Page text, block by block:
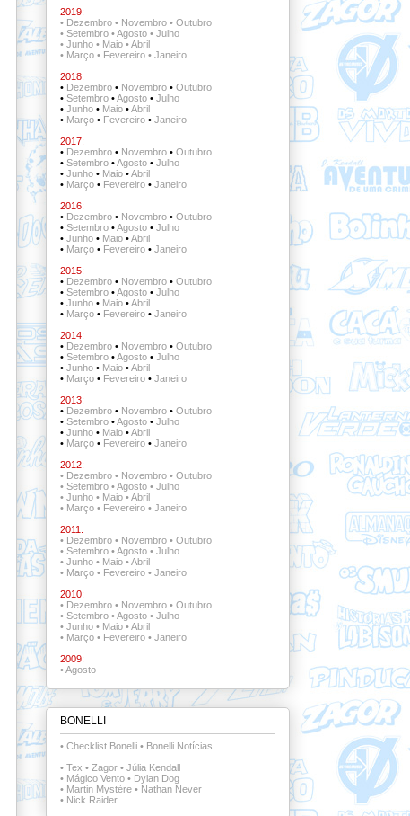
2019:
• Dezembro• Novembro• Outubro
• Setembro•Agosto• Julho
• Junho• Maio•Abril
• Março• Fevereiro• Janeiro
2018:
• Dezembro• Novembro• Outubro
• Setembro•Agosto• Julho
• Junho• Maio•Abril
• Março• Fevereiro• Janeiro
2017:
• Dezembro• Novembro• Outubro
• Setembro•Agosto• Julho
• Junho• Maio•Abril
• Março• Fevereiro• Janeiro
2016:
• Dezembro• Novembro• Outubro
• Setembro•Agosto• Julho
• Junho• Maio•Abril
• Março• Fevereiro• Janeiro
2015:
• Dezembro• Novembro• Outubro
• Setembro•Agosto• Julho
• Junho• Maio•Abril
• Março• Fevereiro• Janeiro
2014:
• Dezembro • Novembro • Outubro
• Setembro• Agosto • Julho
• Junho• Maio•Abril
• Março• Fevereiro• Janeiro
2013:
• Dezembro• Novembro• Outubro
• Setembro•Agosto• Julho
• Junho• Maio•Abril
• Março• Fevereiro• Janeiro
2012:
• Dezembro• Novembro• Outubro
• Setembro •Agosto• Julho
• Junho• Maio •Abril
• Março• Fevereiro• Janeiro
2011:
• Dezembro• Novembro• Outubro
• Setembro•Agosto• Julho
• Junho• Maio•Abril
• Março• Fevereiro• Janeiro
2010:
• Dezembro• Novembro• Outubro
• Setembro•Agosto• Julho
• Junho• Maio•Abril
• Março• Fevereiro• Janeiro
2009:
•Agosto
BONELLI
• Checklist Bonelli• Bonelli Notícias
• Tex • Zagor• Júlia Kendall
• Mágico Vento • Dylan Dog
• Martin Mystère • Nathan Never
• Nick Raider